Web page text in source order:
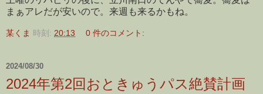
まぁアレだが安いので。来週も来るかもね。
某くま 時刻: 20:13 0 件のコメント:
2024/08/30
2024年第2回おときゅうパス絶賛計画